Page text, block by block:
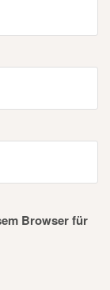
Browser für